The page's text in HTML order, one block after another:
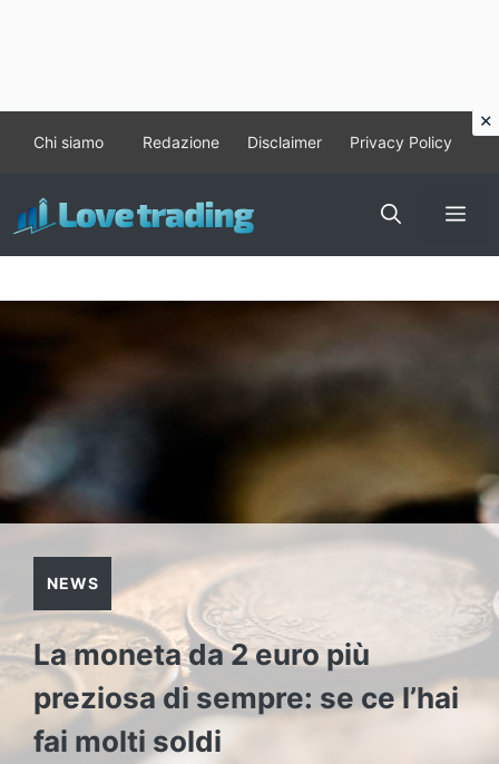
contenuto
Chi siamo Redazione Disclaimer Privacy Policy
NEWS
La moneta da 2 euro più
preziosa di sempre: se ce l’hai
fai molti soldi